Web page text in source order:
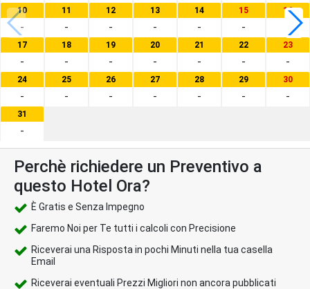
10
-
11
-
12
-
13
-
14
-
15
-
16
17
-
18
-
19
-
20
-
21
-
22
-
23
-
24
-
25
-
26
-
27
-
28
-
29
-
30
-
31
-
Perchè richiedere un Preventivo a
questo Hotel Ora?
È Gratis e Senza Impegno
Faremo Noi per Te tutti i calcoli con Precisione
Riceverai una Risposta in pochi Minuti nella tua casella
Email
Riceverai eventuali Prezzi Migliori non ancora pubblicati